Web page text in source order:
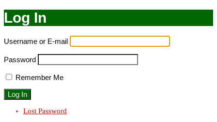
Log In
Username or E-mail
Password
Remember Me
Lost Password